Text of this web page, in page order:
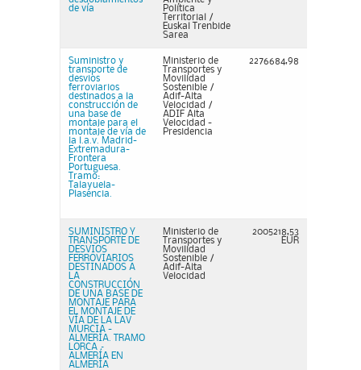
de vía
Política
Territorial /
Euskal Trenbide
Sarea
Suministro y
transporte de
desvios
ferroviarios
destinados a la
construcción de
una base de
montaje para el
montaje de vía de
la l.a.v. Madrid-
Extremadura-
Frontera
Portuguesa.
Tramo:
Talayuela-
Plasencia.
Ministerio de
Transportes y
Movilidad
Sostenible /
Adif-Alta
Velocidad /
ADIF Alta
Velocidad -
Presidencia
2276684,98
SUMINISTRO Y
TRANSPORTE DE
DESVIOS
FERROVIARIOS
DESTINADOS A
LA
CONSTRUCCIÓN
DE UNA BASE DE
MONTAJE PARA
EL MONTAJE DE
VÍA DE LA LAV
MURCIA -
ALMERÍA. TRAMO
LORCA –
ALMERÍA EN
ALMERÍA
Ministerio de
Transportes y
Movilidad
Sostenible /
Adif-Alta
Velocidad
2005218,53
EUR